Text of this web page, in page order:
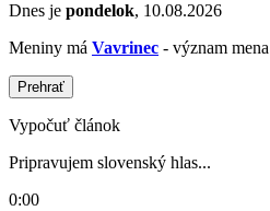
Dnes je pondelok, 10.08.2026
Meniny má Vavrinec - význam mena
Prehrať
Vypočuť článok
Pripravujem slovenský hlas...
0:00